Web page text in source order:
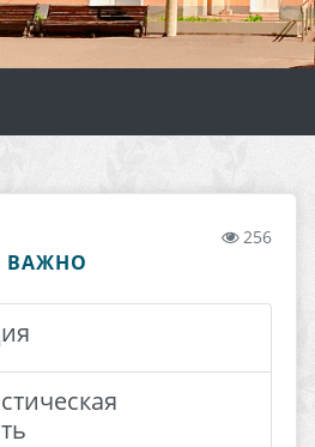
256
ВАЖНО